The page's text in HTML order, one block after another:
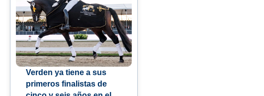
Verden ya tiene a sus
primeros finalistas de